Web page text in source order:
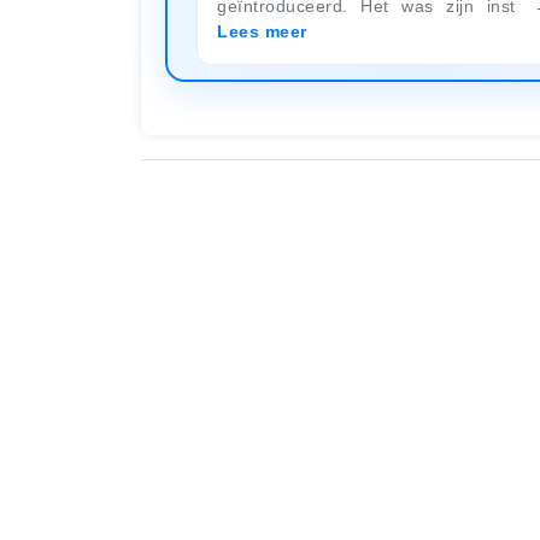
geïntroduceerd. Het was zijn inst
Lees meer